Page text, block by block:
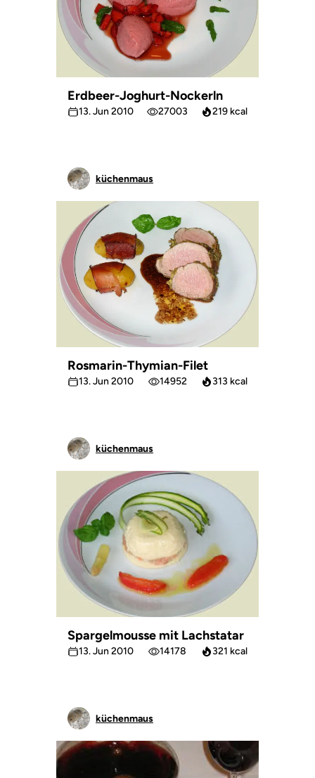
Erdbeer-Joghurt-Nockerln
13. Jun 2010 27003 219 kcal
küchenmaus
Rosmarin-Thymian-Filet
13. Jun 2010 14952 313 kcal
küchenmaus
Spargelmousse mit Lachstatar
13. Jun 2010 14178 321 kcal
küchenmaus